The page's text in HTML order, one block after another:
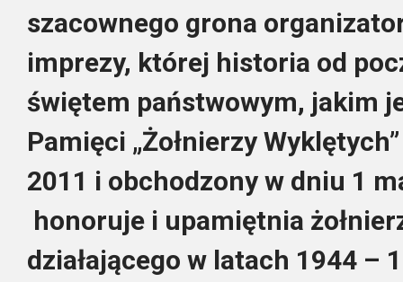
szacownego grona
imprezy, której historia od
świętem państwowym, jakim
Pamięci „Żołnierzy
2011 i obchodzony w dniu 1
honoruje i upamiętnia
działającego w latach 1944 –